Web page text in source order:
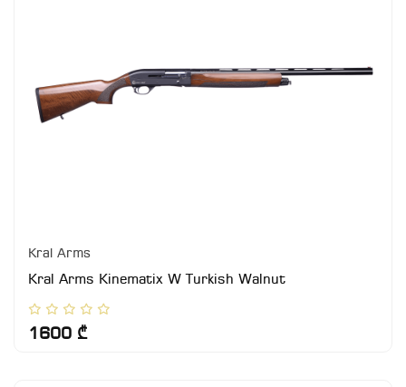
Kral Arms
Kral Arms Kinematix W Turkish Walnut
1600 ₾